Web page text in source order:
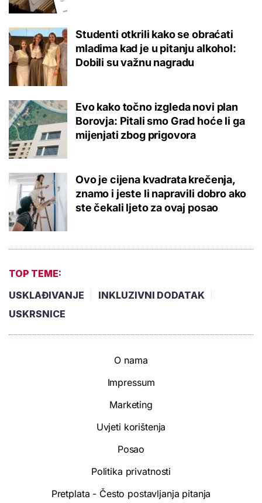
Studenti otkrili kako se obraćati
mladima kad je u pitanju alkohol:
Dobili su važnu nagradu
Evo kako točno izgleda novi plan
Borovja: Pitali smo Grad hoće li ga
mijenjati zbog prigovora
Ovo je cijena kvadrata krečenja,
znamo i jeste li napravili dobro ako
ste čekali ljeto za ovaj posao
TOP TEME:
USKLAĐIVANJE
INKLUZIVNI DODATAK
USKRSNICE
O nama
Impressum
Marketing
Uvjeti korištenja
Posao
Politika privatnosti
Pretplata - Često postavljanja pitanja